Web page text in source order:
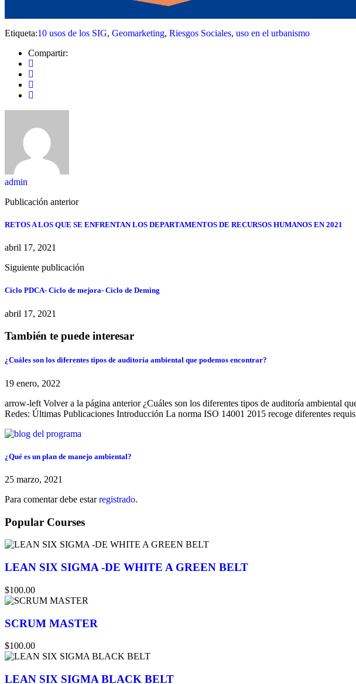
Etiqueta:10 usos de los SIG, Geomarketing, Riesgos Sociales, uso en el urbanismo
Compartir:
admin
Publicación anterior
RETOS A LOS QUE SE ENFRENTAN LOS DEPARTAMENTOS DE RECURSOS HUMANOS EN 2021
abril 17, 2021
Siguiente publicación
Ciclo PDCA- Ciclo de mejora- Ciclo de Deming
abril 17, 2021
También te puede interesar
¿Cuáles son los diferentes tipos de auditoría ambiental que podemos encontrar?
19 enero, 2022
arrow-left Volver a la página anterior ¿Cuáles son los diferentes tipos de auditoría ambiental
Redes: Últimas Publicaciones Introducción La norma ISO 14001 2015 recoge diferentes
¿Qué es un plan de manejo ambiental?
25 marzo, 2021
Para comentar debe estarregistrado.
Popular Courses
LEAN SIX SIGMA -DE WHITE A GREEN BELT
$100.00
SCRUM MASTER
$100.00
LEAN SIX SIGMA BLACK BELT